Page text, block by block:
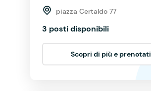
piazza Certaldo 77
3 posti disponibili
Scopri di più e prenotati